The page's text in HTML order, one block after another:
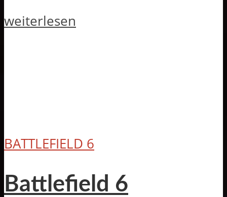
weiterlesen
BATTLEFIELD 6
Battlefield 6